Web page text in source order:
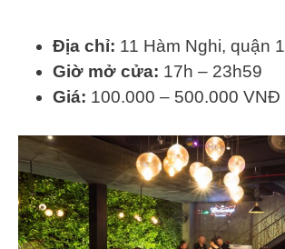
Địa chỉ: 11 Hàm Nghi, quận 1
Giờ mở cửa: 17h – 23h59
Giá: 100.000 – 500.000 VNĐ